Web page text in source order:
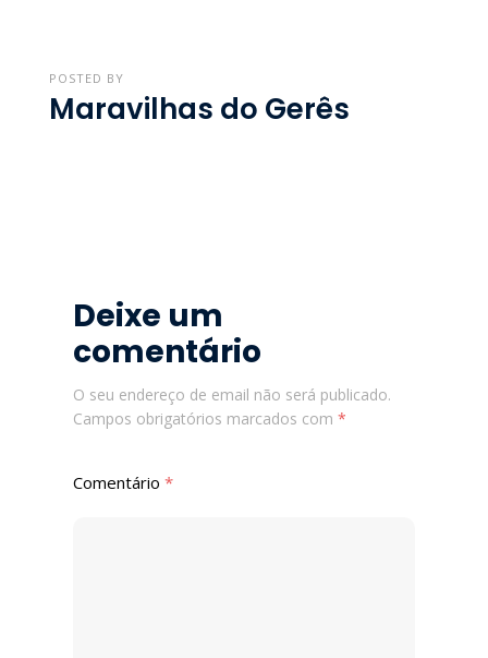
POSTED BY
Maravilhas do Gerês
Deixe um
comentário
O seu endereço de email não será publicado.
Campos obrigatórios marcados com*
Comentário*